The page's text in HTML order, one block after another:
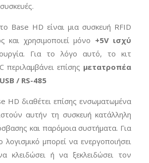
Base HD είναι μια συσκευή RFID
και χρησιμοποιεί μόνο +5V ισχύ
Για το λόγο αυτό, το κιτ
περιλαμβάνει επίσης μετατροπέα
/ RS-485
HD διαθέτει επίσης ενσωματωμένα
αυτήν τη συσκευή κατάλληλη
και παρόμοια συστήματα. Για
λογισμικό μπορεί να ενεργοποιήσει
κλειδώσει ή να ξεκλειδώσει τον